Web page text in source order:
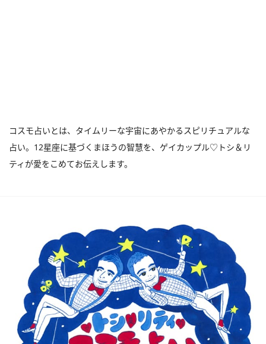
コスモ占いとは、タイムリーな宇宙にあやかるスピリチュアルな
占い。12星座に基づくまほうの智慧を、ゲイカップル♡トシ＆リ
ティが愛をこめてお伝えします。